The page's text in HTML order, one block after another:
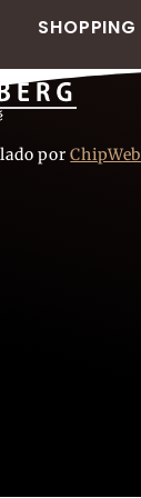
SHOPPING
porChipWeb